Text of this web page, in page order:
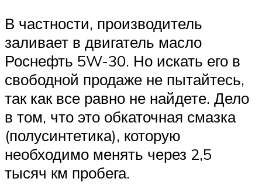
В частности, производитель
заливает в двигатель масло
Роснефть 5W-30. Но искать его в
свободной продаже не пытайтесь,
так как все равно не найдете. Дело
в том, что это обкаточная смазка
(полусинтетика), которую
необходимо менять через 2,5
тысяч км пробега.